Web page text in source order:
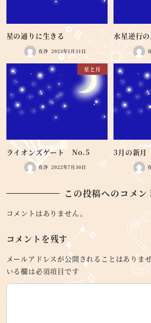
星の通りに生きる
有沙 2023年1月31日
水星逆行
星と月
ライオンズゲート No.5
有沙 2022年7月30日
3月の新月
この投稿へのコメン
コメントはありません。
コメントを残す
メールアドレスが公開されることはありませ
いる欄は必須項目です